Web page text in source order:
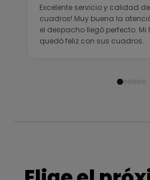
Excelente servicio y calidad
cuadros! Muy buena la
el despacho llegó perfecto. Mi
quedó feliz con sus cuadros.